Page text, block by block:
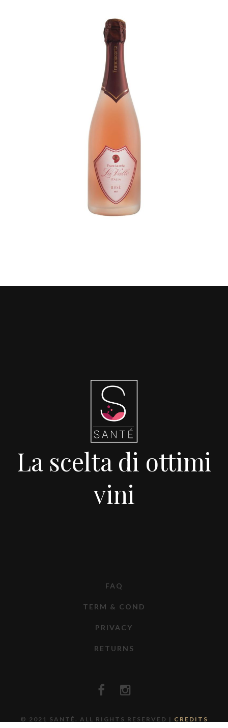
Rosé Millesimato Brut
D.O.C.G. FRANCIACORTA
La Valle
40,00
€
ADD TO CART
La scelta di ottimi
vini
FAQ
TERM & COND
PRIVACY
RETURNS
© 2021 SANTÉ. ALL RIGHTS RESERVED | CREDITS